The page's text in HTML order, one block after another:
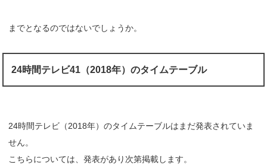
までとなるのではないでしょうか。
24時間テレビ41（2018年）のタイムテーブル
24時間テレビ（2018年）のタイムテーブルはまだ発表されていま
せん。
こちらについては、発表があり次第掲載します。